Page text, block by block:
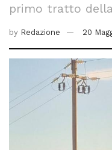
primo tratto
by Redazione 20